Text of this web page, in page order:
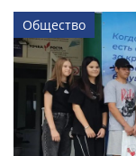
Общество